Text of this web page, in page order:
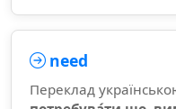
need
Переклад